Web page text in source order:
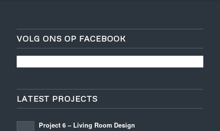
VOLG ONS OP FACEBOOK
LATEST PROJECTS
Project 6 – Living Room Design